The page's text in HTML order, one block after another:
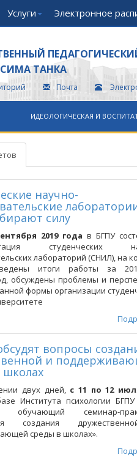
Услуги Электронное
ТАНКА
Почта
ИДЕОЛОГИЧЕСКАЯ И
научно-
силу
2019 года в БГПУ
студенческих
лабораторий (СНИЛ), на
итоги работы за
обсуждены проблемы и
формы организации
вопросы
и
двух дней,с 11 по 12
Института психологии
обучающий семинар-
создания
среды в школах».